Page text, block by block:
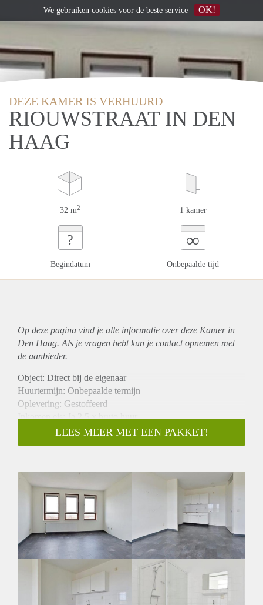
DEZE KAMER IS VERHUURD
RIOUWSTRAAT IN DEN
HAAG
32 m2 1 kamer
?
Begindatum
∞
Onbepaalde tijd
Op deze pagina vind je alle informatie over deze Kamer in
Den Haag. Als je vragen hebt kun je contact opnemen met
de aanbieder.
Object: Direct bij de eigenaar
Huurtermijn: Onbepaalde termijn
Oplevering: Gestoffeerd
Inkomen eis: Ja 2,5 x bruto huur
Garantiestelling mogelijk: Ja
Borg: 1 maand
Gedeelde Douche: Nee
Gedeelde woonkamer: Nee
Huisgenoten: Nee
Geslacht huisgenoten: N.v.t.
LEES MEER MET EEN PAKKET!
We gebruiken cookies voor de beste service OK!